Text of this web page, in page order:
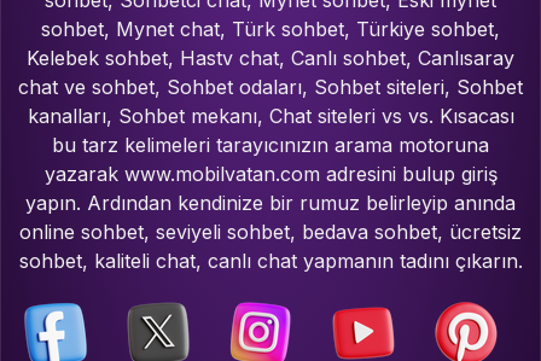
sohbet, Mynet chat, Türk sohbet, Türkiye sohbet,
Kelebek sohbet, Hastv chat, Canlı sohbet, Canlısaray
chat ve sohbet, Sohbet odaları, Sohbet siteleri, Sohbet
kanalları, Sohbet mekanı, Chat siteleri vs vs. Kısacası
bu tarz kelimeleri tarayıcınızın arama motoruna
yazarak www.mobilvatan.com adresini bulup giriş
yapın. Ardından kendinize bir rumuz belirleyip anında
online sohbet, seviyeli sohbet, bedava sohbet, ücretsiz
sohbet, kaliteli chat, canlı chat yapmanın tadını çıkarın.